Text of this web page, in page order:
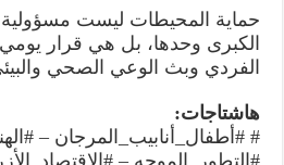
حماية المحيطات ليست مسؤولية
الكبرى وحدها، بل هي قرار
الفردي وبث الوعي الصحي
هاشتاجات:
# #أطفال_أنابيب_المرجان –